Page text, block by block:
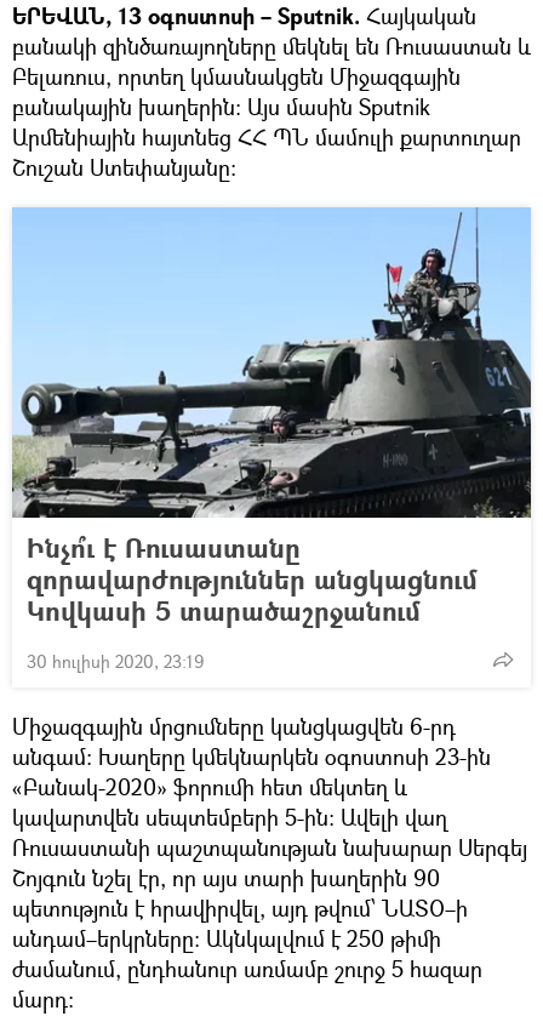
ԵՐԵՎԱՆ, 13 օգոստոսի – Sputnik. Հայկական
բանակի զինծառայողները մեկնել են Ռուսաստան և
Բելառուս, որտեղ կմասնակցեն Միջազգային
բանակային խաղերին։ Այս մասին Sputnik
Արմենիային հայտնեց ՀՀ ՊՆ մամուլի քարտուղար
Շուշան Ստեփանյանը։
Ինչո՞ւ է Ռուսաստանը
զորավարժություններ անցկացնում
Կովկասի 5 տարածաշրջանում
30 հուլիսի 2020, 23:19
Միջազգային մրցումները կանցկացվեն 6-րդ
անգամ։ Խաղերը կմեկնարկեն օգոստոսի 23-ին
«Բանակ-2020» ֆորումի հետ մեկտեղ և
կավարտվեն սեպտեմբերի 5-ին։ Ավելի վաղ
Ռուսաստանի պաշտպանության նախարար Սերգեյ
Շոյգուն նշել էր, որ այս տարի խաղերին 90
պետություն է հրավիրվել, այդ թվում՝ ՆԱՏՕ–ի
անդամ–երկրները։ Ակնկալվում է 250 թիմի
ժամանում, ընդհանուր առմամբ շուրջ 5 հազար
մարդ։